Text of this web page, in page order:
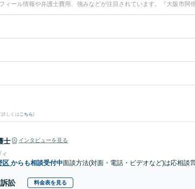
ィール情報や弁護士費用、強みなどが注目されています。『大阪市阿
決の実績豊富な近くの弁護士を検索したい』『初回相談無料で行政
。
詳しくは こちら)
士 インタビューを見る
区 からも相談受付中面談方法(対面・電話・ビデオなど)は応相談
訟 料金表を見る